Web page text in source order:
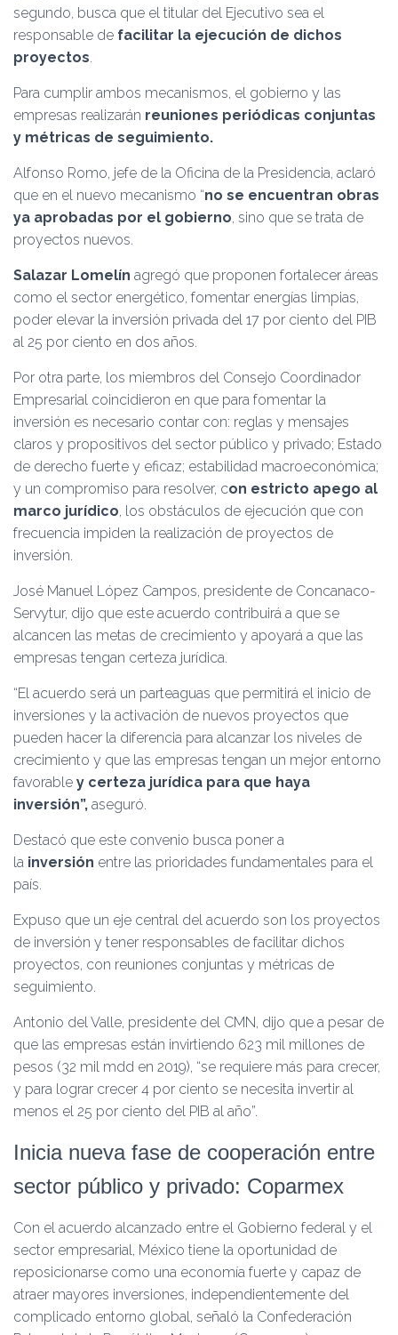
segundo, busca que el titular del Ejecutivo sea el
responsable de facilitar la ejecución de dichos
proyectos.
Para cumplir ambos mecanismos, el gobierno y las
empresas realizarán reuniones periódicas conjuntas
y métricas de seguimiento.
Alfonso Romo, jefe de la Oficina de la Presidencia, aclaró
que en el nuevo mecanismo “no se encuentran obras
ya aprobadas por el gobierno, sino que se trata de
proyectos nuevos.
Salazar Lomelín agregó que proponen fortalecer áreas
como el sector energético, fomentar energías limpias,
poder elevar la inversión privada del 17 por ciento del PIB
al 25 por ciento en dos años.
Por otra parte, los miembros del Consejo Coordinador
Empresarial coincidieron en que para fomentar la
inversión es necesario contar con: reglas y mensajes
claros y propositivos del sector público y privado; Estado
de derecho fuerte y eficaz; estabilidad macroeconómica;
y un compromiso para resolver, con estricto apego al
marco jurídico, los obstáculos de ejecución que con
frecuencia impiden la realización de proyectos de
inversión.
José Manuel López Campos, presidente de Concanaco-
Servytur, dijo que este acuerdo contribuirá a que se
alcancen las metas de crecimiento y apoyará a que las
empresas tengan certeza jurídica.
“El acuerdo será un parteaguas que permitirá el inicio de
inversiones y la activación de nuevos proyectos que
pueden hacer la diferencia para alcanzar los niveles de
crecimiento y que las empresas tengan un mejor entorno
favorable y certeza jurídica para que haya
inversión”, aseguró.
Destacó que este convenio busca poner a
la inversión entre las prioridades fundamentales para el
país.
Expuso que un eje central del acuerdo son los proyectos
de inversión y tener responsables de facilitar dichos
proyectos, con reuniones conjuntas y métricas de
seguimiento.
Antonio del Valle, presidente del CMN, dijo que a pesar de
que las empresas están invirtiendo 623 mil millones de
pesos (32 mil mdd en 2019), “se requiere más para crecer,
y para lograr crecer 4 por ciento se necesita invertir al
menos el 25 por ciento del PIB al año”.
Inicia nueva fase de cooperación entre
sector público y privado: Coparmex
Con el acuerdo alcanzado entre el Gobierno federal y el
sector empresarial, México tiene la oportunidad de
reposicionarse como una economía fuerte y capaz de
atraer mayores inversiones, independientemente del
complicado entorno global, señaló la Confederación